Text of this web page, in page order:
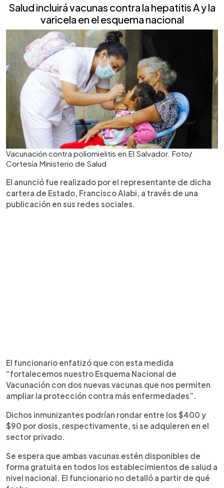
Salud incluirá vacunas contra la hepatitis A y la
varicela en el esquema nacional
Vacunación contra poliomielitis en El Salvador. Foto/
Cortesía Ministerio de Salud
El anunció fue realizado por el representante de dicha
cartera de Estado, Francisco Alabi, a través de una
publicación en sus redes sociales.
El funcionario enfatizó que con esta medida
“fortalecemos nuestro Esquema Nacional de
Vacunación con dos nuevas vacunas que nos permiten
ampliar la protección contra más enfermedades”.
Dichos inmunizantes podrían rondar entre los $400 y
$90 por dosis, respectivamente, si se adquieren en el
sector privado.
Se espera que ambas vacunas estén disponibles de
forma gratuita en todos los establecimientos de salud a
nivel nacional. El funcionario no detalló a partir de qué